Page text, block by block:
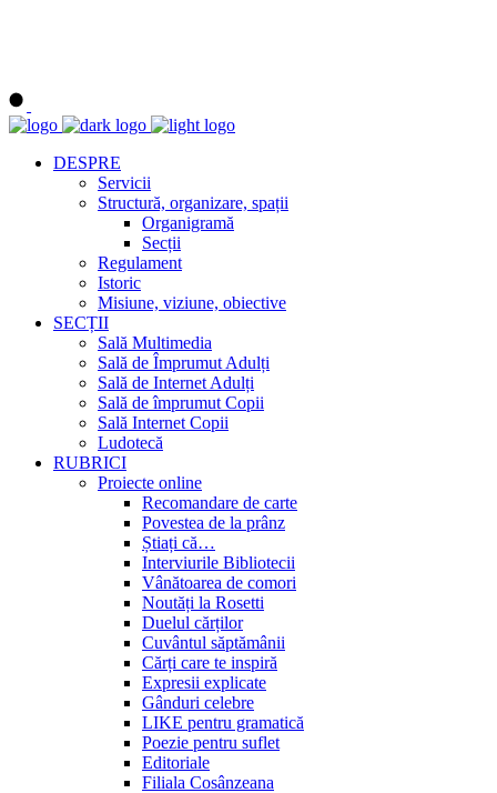
DESPRE
Servicii
Structură, organizare, spații
Organigramă
Secții
Regulament
Istoric
Misiune, viziune, obiective
SECȚII
Sală Multimedia
Sală de Împrumut Adulți
Sală de Internet Adulți
Sală de împrumut Copii
Sală Internet Copii
Ludotecă
RUBRICI
Proiecte online
Recomandare de carte
Povestea de la prânz
Știați că…
Interviurile Bibliotecii
Vânătoarea de comori
Noutăți la Rosetti
Duelul cărților
Cuvântul săptămânii
Cărți care te inspiră
Expresii explicate
Gânduri celebre
LIKE pentru gramatică
Poezie pentru suflet
Editoriale
Filiala Cosânzeana